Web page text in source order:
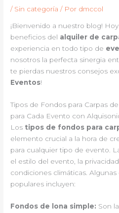
/ Sin categoría / Por dmccol
¡Bienvenido a nuestro blog!
beneficios del alquiler de
experiencia en todo tipo de
nosotros la perfecta sinergia
te pierdas nuestros consejos
Eventos!
Tipos de Fondos para Carpas
para Cada Evento con
Los tipos de fondos para
elemento crucial a la hora de
para cualquier tipo de evento.
el estilo del evento, la
condiciones climáticas.
populares incluyen:
Fondos de lona simple: Son